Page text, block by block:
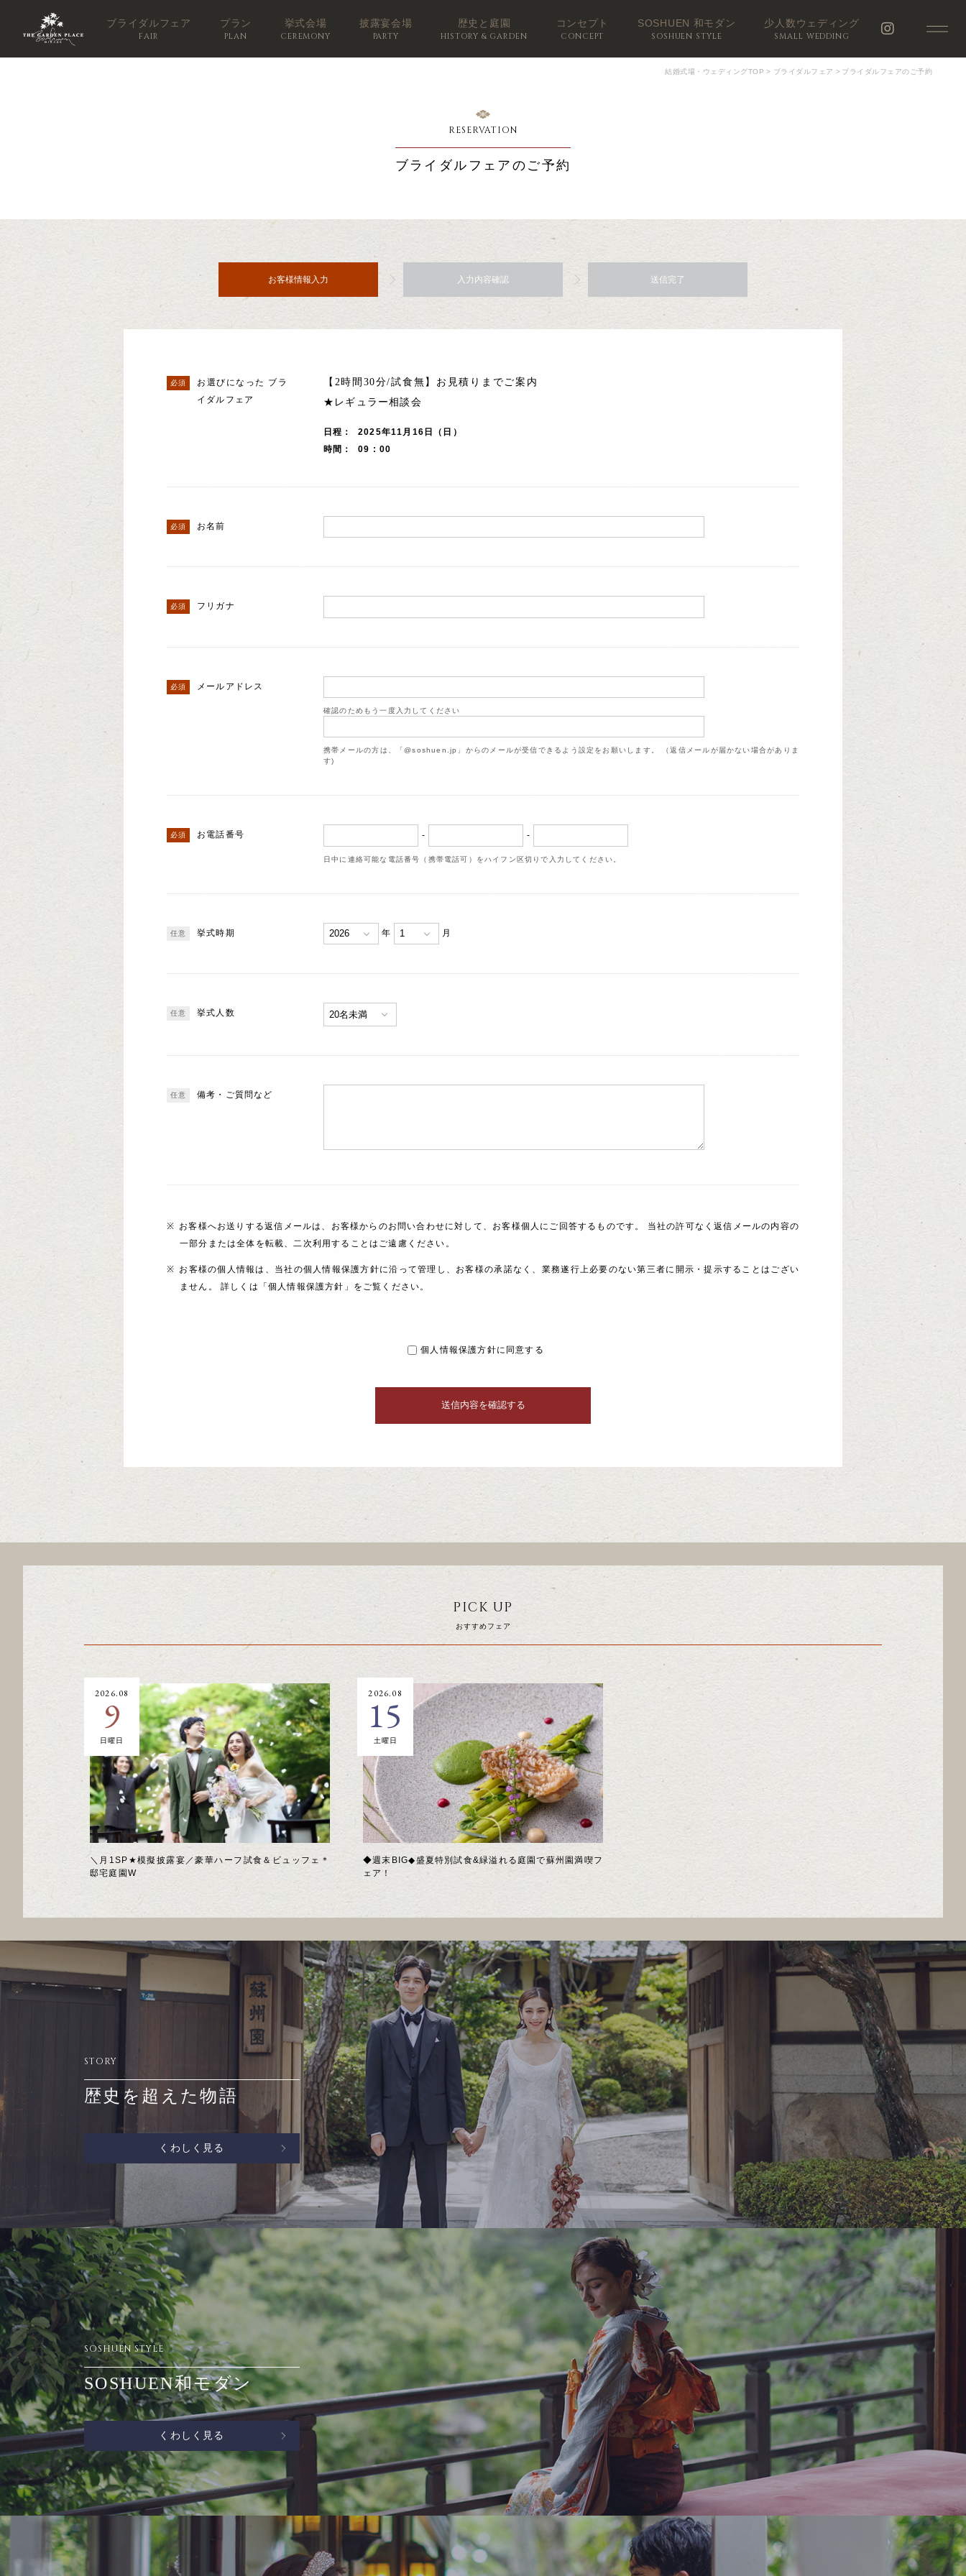
ブライダルフェア
FAIR
プラン
PLAN
挙式会場
CEREMONY
披露宴会場
PARTY
歴史と庭園
HISTORY & GARDEN
コンセプト
CONCEPT
SOSHUEN 和モダン
SOSHUEN STYLE
少人数ウェディング
SMALL WEDDING
結婚式場・ウェディングTOP > ブライダルフェア > ブライダルフェアのご予約
RESERVATION
ブライダルフェアのご予約
お客様情報入力 入力内容確認 送信完了
お選びになった ブラ
イダルフェア
【2時間30分/試食無】お見積りまでご案内
★レギュラー相談会
日程
2025年11月16日（日）
時間
09 : 00
お名前
フリガナ
メールアドレス
確認のためもう一度入力してください
携帯メールの方は、「@soshuen.jp」からのメールが受信できるよう設定をお願いします。 （返信メールが届かない場合がありま
す)
お電話番号 - -
日中に連絡可能な電話番号（携帯電話可）をハイフン区切りで入力してください。
挙式時期 年 月
挙式人数
備考・ご質問など
お客様へお送りする返信メールは、お客様からのお問い合わせに対して、お客様個人にご回答するものです。 当社の許可なく返信メールの内容の
一部分または全体を転載、二次利用することはご遠慮ください。
お客様の個人情報は、当社の個人情報保護方針に沿って管理し、お客様の承諾なく、業務遂行上必要のない第三者に開示・提示することはござい
ません。 詳しくは「個人情報保護方針」をご覧ください。
個人情報保護方針に同意する
PICK UP
おすすめフェア
＼月1SP★模擬披露宴／豪華ハーフ試食＆ビュッフェ＊
邸宅庭園W
2026.08
9
日曜日
◆週末BIG◆盛夏特別試食&緑溢れる庭園で蘇州園満喫フ
ェア！
2026.08
15
土曜日
STORY
歴史を超えた物語
くわしく見る
SOSHUEN STYLE
SOSHUEN和モダン
くわしく見る